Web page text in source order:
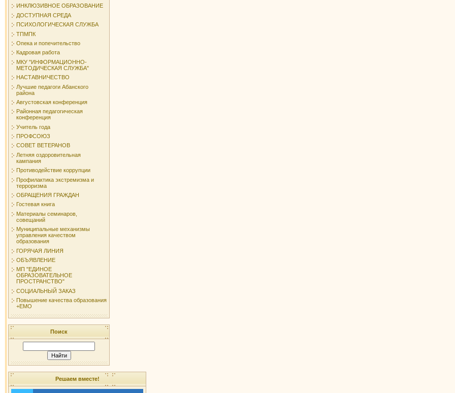
ИНКЛЮЗИВНОЕ ОБРАЗОВАНИЕ
ДОСТУПНАЯ СРЕДА
ПСИХОЛОГИЧЕСКАЯ СЛУЖБА
ТПМПК
Опека и попечительство
Кадровая работа
МКУ "ИНФОРМАЦИОННО-
МЕТОДИЧЕСКАЯ СЛУЖБА"
НАСТАВНИЧЕСТВО
Лучшие педагоги Абанского
района
Августовская конференция
Районная педагогическая
конференция
Учитель года
ПРОФСОЮЗ
СОВЕТ ВЕТЕРАНОВ
Летняя оздоровительная
кампания
Противодействие коррупции
Профилактика экстремизма и
терроризма
ОБРАЩЕНИЯ ГРАЖДАН
Гостевая книга
Материалы семинаров,
совещаний
Муниципальные механизмы
управления качеством
образования
ГОРЯЧАЯ ЛИНИЯ
ОБЪЯВЛЕНИЕ
МП "ЕДИНОЕ
ОБРАЗОВАТЕЛЬНОЕ
ПРОСТРАНСТВО"
СОЦИАЛЬНЫЙ ЗАКАЗ
Повышение качества образования
+ЕМО
Поиск
Решаем вместе!